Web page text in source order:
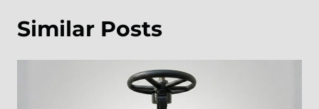
Similar Posts